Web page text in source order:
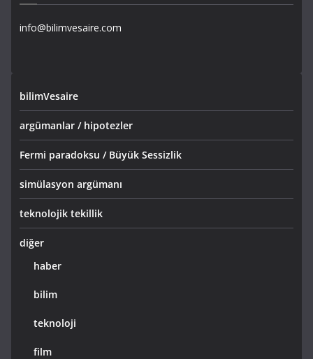
info@bilimvesaire.com
bilimVesaire
argümanlar / hipotezler
Fermi paradoksu / Büyük Sessizlik
simülasyon argümanı
teknolojik tekillik
diğer
haber
bilim
teknoloji
film